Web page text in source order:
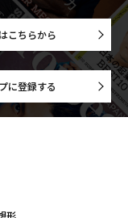
こちらから
に登録する
形